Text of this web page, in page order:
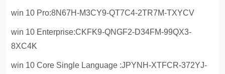
win 10 Pro:8N67H-M3CY9-QT7C4-2TR7M-TXYCV
win 10 Enterprise:CKFK9-QNGF2-D34FM-99QX3-
8XC4K
win 10 Core Single Language :JPYNH-XTFCR-372YJ-